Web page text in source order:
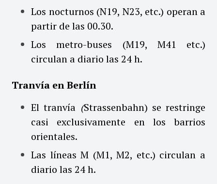
Los nocturnos (N19, N23, etc.) operan a
partir de las 00.30.
Los metro-buses (M19, M41 etc.)
circulan a diario las 24 h.
Tranvía en Berlín
El tranvía (Strassenbahn) se restringe
casi exclusivamente en los barrios
orientales.
Las líneas M (M1, M2, etc.) circulan a
diario las 24 h.